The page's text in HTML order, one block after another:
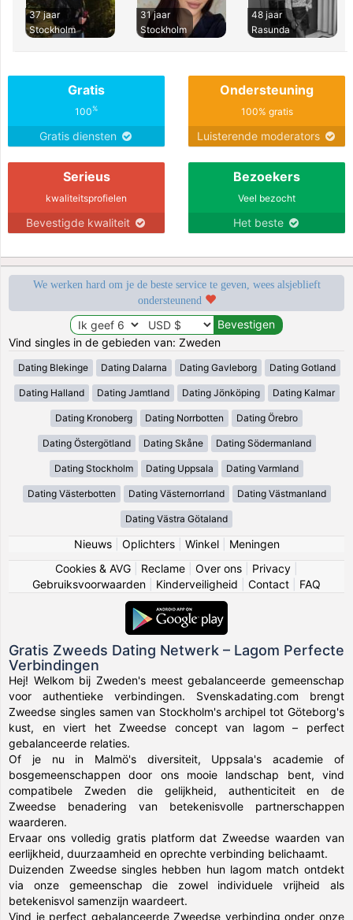
37 jaar
Stockholm
31 jaar
Stockholm
48 jaar
Rasunda
Gratis
100%
Gratis diensten
Ondersteuning
100% gratis
Luisterende moderators
Serieus
kwaliteitsprofielen
Bevestigde kwaliteit
Bezoekers
Veel bezocht
Het beste
We werken hard om je de beste service te geven, wees alsjeblieft
ondersteunend
Vind singles in de gebieden van: Zweden
Dating Blekinge Dating Dalarna Dating Gavleborg Dating Gotland
Dating Halland Dating Jamtland Dating Jönköping Dating Kalmar
Dating Kronoberg Dating Norrbotten Dating Örebro
Dating Östergötland Dating Skåne Dating Södermanland
Dating Stockholm Dating Uppsala Dating Varmland
Dating Västerbotten Dating Västernorrland Dating Västmanland
Dating Västra Götaland
Nieuws| Oplichters| Winkel| Meningen
Cookies & AVG
Reclame Over ons Privacy
Gebruiksvoorwaarden
Kinderveiligheid Contact FAQ
Gratis Zweeds Dating Netwerk – Lagom Perfecte
Verbindingen
Hej! Welkom bij Zweden's meest gebalanceerde gemeenschap
voor authentieke verbindingen. Svenskadating.com brengt
Zweedse singles samen van Stockholm's archipel tot Göteborg's
kust, en viert het Zweedse concept van lagom – perfect
gebalanceerde relaties.
Of je nu in Malmö's diversiteit, Uppsala's academie of
bosgemeenschappen door ons mooie landschap bent, vind
compatibele Zweden die gelijkheid, authenticiteit en de
Zweedse benadering van betekenisvolle partnerschappen
waarderen.
Ervaar ons volledig gratis platform dat Zweedse waarden van
eerlijkheid, duurzaamheid en oprechte verbinding belichaamt.
Duizenden Zweedse singles hebben hun lagom match ontdekt
via onze gemeenschap die zowel individuele vrijheid als
betekenisvol samenzijn waardeert.
Vind je perfect gebalanceerde Zweedse verbinding onder onze